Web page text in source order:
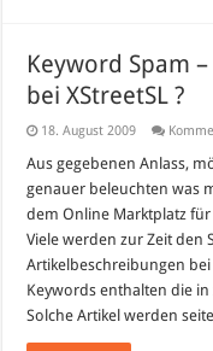
Keyword Spam
bei XStreetSL ?
18. August 2009
Aus gegebenen Anlass,
genauer beleuchten was
dem Online Marktplatz
Viele werden zur Zeit den
Artikelbeschreibungen
Keywords enthalten die
Solche Artikel werden